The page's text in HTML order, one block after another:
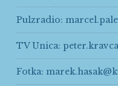
Pulzradio:
TV Unica:
Fotka: